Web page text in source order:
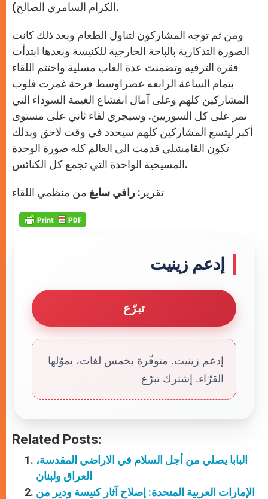
الكرام السامري الصالح).
ومن ثم توجه المشاركون لتناول الطعام وبعد ذلك كانت
الصورة التذكارية بالباحة الخارجية للكنيسة وبعدها ابتدأت
فقرة الترفيه وتضمنت عدة العاب مسلية واختتم اللقاء
بتمام الساعة الرابعه عصراوسط فرحة غمرت فلوب
المشاركين كلهم وعلى آمال انقشاع الغيمة السوداء التي
تمر على كل السوريين. وسيجري لقاء ثاني على مستوى
أكبر ليتسع المشاركين كلهم سيحدد في وقت لاحق وبذلك
تكون القامشلي قدمت الى العالم كله صورة الوحدة
المسيحية الواحدة التي تجمع كل الكنائس.
تقرير: رافي سايغ من منظمي اللقاء
إدعم زينيت
تبرّع
إدعم زينيت. متوفّرة بخمس لغات، يموّلها
القرّاء. إشترك تبرّع
Related Posts:
البابا يصلي من أجل السلام في الاراضي المقدسة،
العراق ولبنان
الإمارات العربية المتحدة: إصلاح آثار كنيسة ودير من